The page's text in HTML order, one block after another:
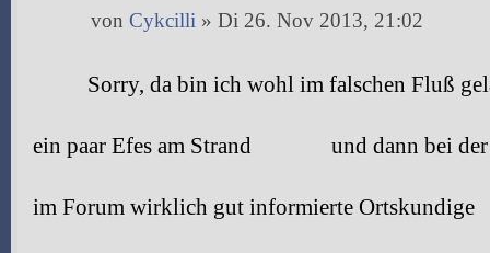
von Cykcilli » Di 26. Nov 2013, 21:02
Sorry, da bin ich wohl im falschen Fluß
ein paar Efes am Strand und dann bei
im Forum wirklich gut informierte Ortskundige